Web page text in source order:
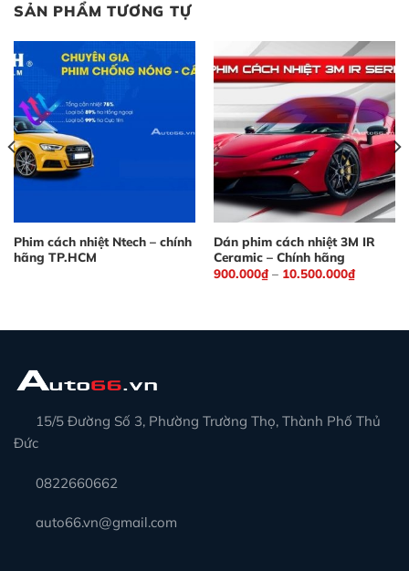
SẢN PHẨM TƯƠNG TỰ
Phim cách nhiệt Ntech – chính
hãng TP.HCM
Dán phim cách nhiệt 3M IR
Ceramic – Chính hãng
900.000₫– 10.500.000₫
15/5 Đường Số 3, Phường Trường Thọ, Thành Phố Thủ
Đức
0822660662
auto66.vn@gmail.com